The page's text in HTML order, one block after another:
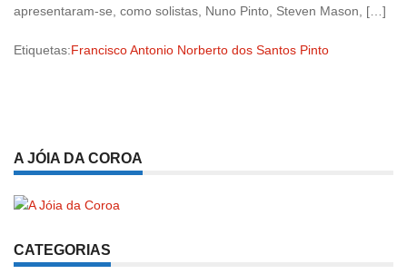
apresentaram-se, como solistas, Nuno Pinto, Steven Mason, […]
Etiquetas:Francisco Antonio Norberto dos Santos Pinto
A JÓIA DA COROA
CATEGORIAS